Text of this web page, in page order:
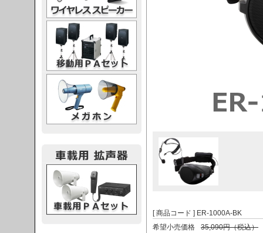
[ 商品コード ] ER-1000A-BK
希望小売価格
35,090円（税込）